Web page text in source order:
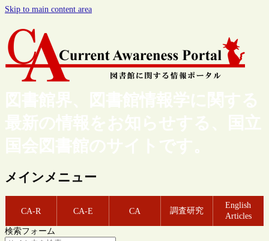
Skip to main content area
図書館界、図書館情報学に関する
最新の情報をお知らせする、国立
国会図書館のサイトです。
メインメニュー
CA-R CA-E CA 調査研究
English
Articles
検索フォーム